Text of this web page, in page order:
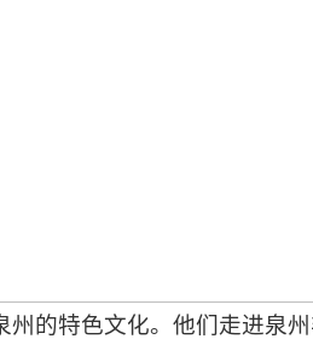
的特色文化。他们走进泉